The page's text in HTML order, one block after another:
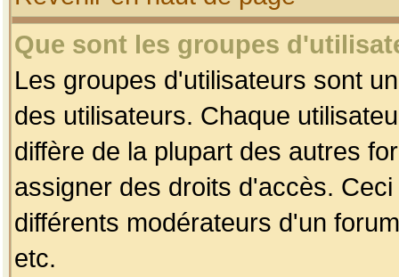
Que sont les groupes
Les groupes d'utilisateurs sont
des utilisateurs. Chaque
diffère de la plupart des autres
assigner des droits d'accès.
différents modérateurs d'un
etc.